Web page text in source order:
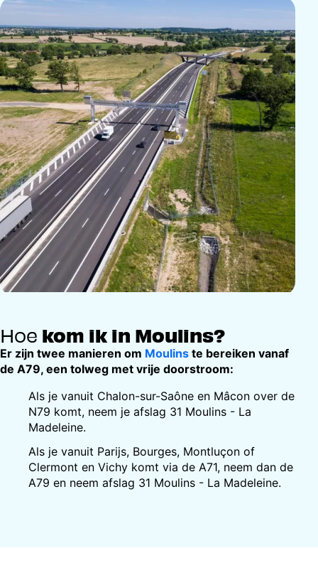
Hoe kom ik in Moulins?
Er zijn twee manieren om Moulins te bereiken vanaf
de A79, een tolweg met vrije doorstroom:
Als je vanuit Chalon-sur-Saône en Mâcon over de
N79 komt, neem je afslag 31 Moulins - La
Madeleine.
Als je vanuit Parijs, Bourges, Montluçon of
Clermont en Vichy komt via de A71, neem dan de
A79 en neem afslag 31 Moulins - La Madeleine.